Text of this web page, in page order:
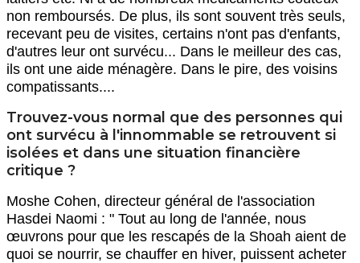
non remboursés. De plus, ils sont souvent très seuls,
recevant peu de visites, certains n'ont pas d'enfants,
d'autres leur ont survécu... Dans le meilleur des cas,
ils ont une aide ménagère. Dans le pire, des voisins
compatissants....
Trouvez-vous normal que des personnes qui
ont survécu à l'innommable se retrouvent si
isolées et dans une situation financière
critique ?
Moshe Cohen, directeur général de l'association
Hasdei Naomi : " Tout au long de l'année, nous
œuvrons pour que les rescapés de la Shoah aient de
quoi se nourrir, se chauffer en hiver, puissent acheter